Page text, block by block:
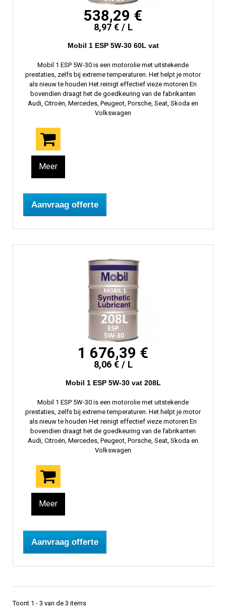
538,29 €
8,97 € / L
Mobil 1 ESP 5W-30 60L vat
Mobil 1 ESP 5W-30 is een motorolie met uitstekende
prestaties, zelfs bij extreme temperaturen. Het helpt je motor
als nieuw te houden Het reinigt effectief vieze motoren En
bovendien draagt ​​het de goedkeuring van de fabrikanten
Audi, Citroën, Mercedes, Peugeot, Porsche, Seat, Skoda en
Volkswagen
Meer
Aanvraag offerte
1 676,39 €
8,06 € / L
Mobil 1 ESP 5W-30 vat 208L
Mobil 1 ESP 5W-30 is een motorolie met uitstekende
prestaties, zelfs bij extreme temperaturen. Het helpt je motor
als nieuw te houden Het reinigt effectief vieze motoren En
bovendien draagt ​​het de goedkeuring van de fabrikanten
Audi, Citroën, Mercedes, Peugeot, Porsche, Seat, Skoda en
Volkswagen
Meer
Aanvraag offerte
Toont 1 - 3 van de 3 items